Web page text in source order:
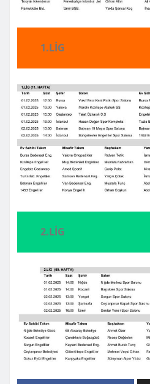
1.LİG
2.LİG